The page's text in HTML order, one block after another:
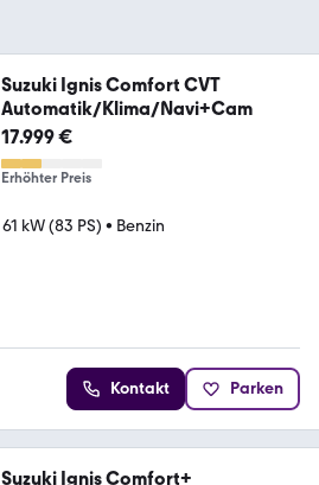
Suzuki Ignis Comfort CVT
Automatik/Klima/Navi+Cam
17.999 €
Erhöhter Preis
61 kW (83 PS) • Benzin
Kontakt Parken
Suzuki Ignis Comfort+